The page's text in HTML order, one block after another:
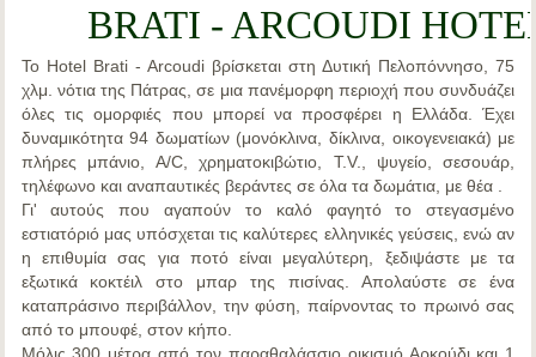
BRATI - ARCOUDI
Το Hotel Brati - Arcoudiβρίσκεται στηΔυτική Πελοπόννησο , 75
χλμ. νότια της Πάτρας , σε μια πανέμορφη περιοχή που συνδυάζει
όλες τις ομορφιές που μπορεί να προσφέρει η Ελλάδα. Έχει
δυναμικότητα 94 δωματίων (μονόκλινα, δίκλινα, οικογενειακά) με
πλήρες μπάνιο, A/C, χρηματοκιβώτιο, T.V., ψυγείο, σεσουάρ,
τηλέφωνο και αναπαυτικές βεράντες σε όλα τα δωμάτια, με θέα .
Γι' αυτούς που αγαπούν το καλό φαγητό το στεγασμένο
εστιατόριό μας υπόσχεται τις καλύτερες ελληνικές γεύσεις, ενώ αν
η επιθυμία σας για ποτό είναι μεγαλύτερη, ξεδιψάστε με τα
εξωτικά κοκτέιλ στο μπαρ της πισίνας. Απολαύστε σε ένα
καταπράσινο περιβάλλον, την φύση, παίρνοντας το πρωινό σας
από το μπουφέ, στον κήπο.